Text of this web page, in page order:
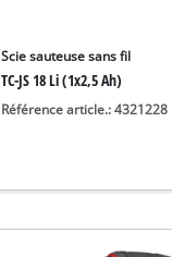
Scie sauteuse sans fil
TC-JS 18 Li (1x2,5 Ah)
Référence article.: 4321228